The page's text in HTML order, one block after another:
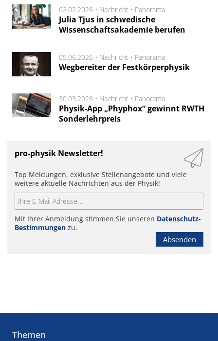
02.02.2026 • Nachricht • Panorama
Julia Tjus in schwedische
Wissenschaftsakademie berufen
05.06.2026 • Nachricht • Panorama
Wegbereiter der Festkörperphysik
30.03.2026 • Nachricht • Panorama
Physik-App „Phyphox“ gewinnt RWTH
Sonderlehrpreis
pro-physik Newsletter!
Top Meldungen, exklusive Stellenangebote und viele
weitere aktuelle Nachrichten aus der Physik!
Mit Ihrer Anmeldung stimmen Sie unseren Datenschutz-
Bestimmungen zu.
Absenden
Themen